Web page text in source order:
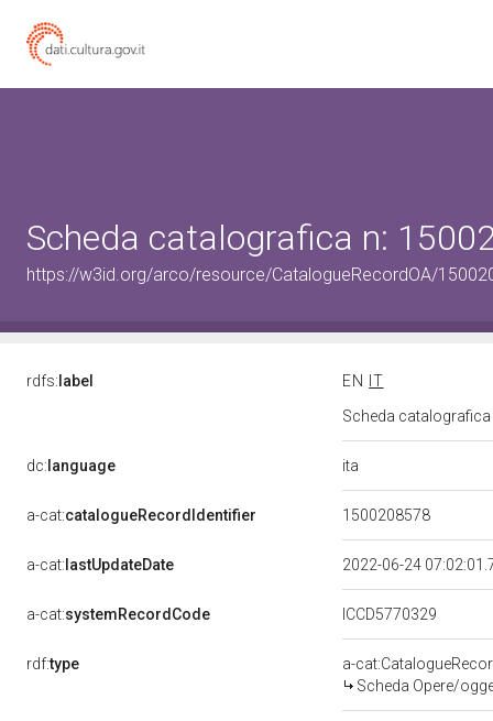
Scheda catalografica n:
https://w3id.org/arco/resource/CatalogueRecordOA/
rdfs: label EN
IT
Scheda
dc: language ita
a-cat:catalogueRecordIdentifier 1500208578
a-cat: lastUpdateDate 2022-06-24
a-cat:systemRecordCode ICCD5770329
rdf:type
a-
Scheda Opere/